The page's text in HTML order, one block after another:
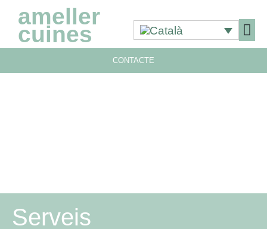
ameller
cuines
CONTACTE
Serveis